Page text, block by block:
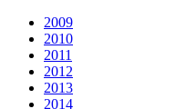
2009
2010
2011
2012
2013
2014